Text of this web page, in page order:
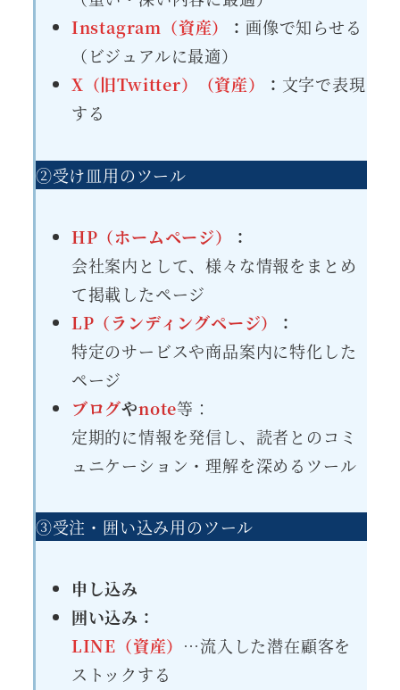
Instagram（資産）
： 画像で知らせる
（ビジュアルに最適）
X（旧Twitter）（資産）
： 文字で表現
する
②受け皿用のツール
HP（ホームページ）
：
会社案内として、様々な情報をまとめ
て掲載したページ
LP（ランディングページ）
：
特定のサービスや商品案内に特化した
ページ
ブログやnote等：
定期的に情報を発信し、読者とのコミ
ュニケーション・理解を深めるツール
③受注・囲い込み用のツール
申し込み
囲い込み：
LINE（資産） …流入した潜在顧客を
ストックする